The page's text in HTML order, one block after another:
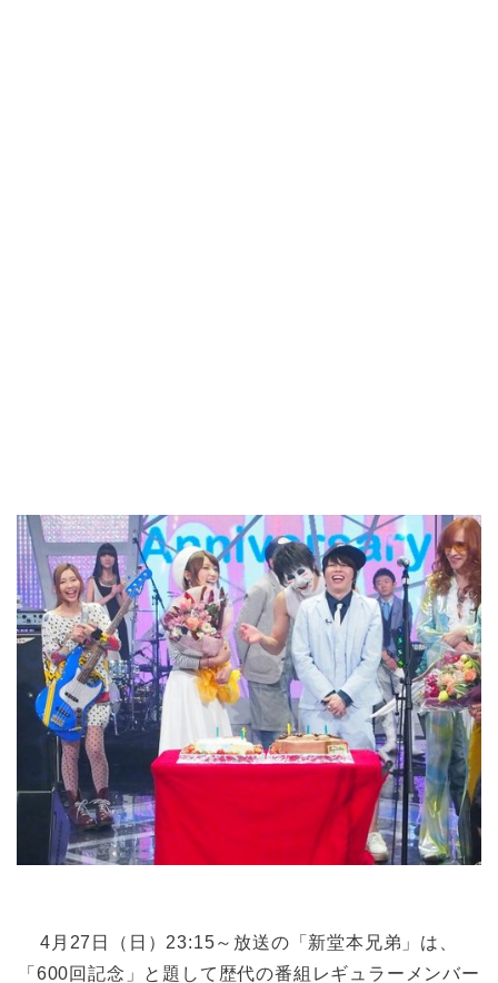
4月27日（日）23:15～放送の「新堂本兄弟」は、
「600回記念」と題して歴代の番組レギュラーメンバー